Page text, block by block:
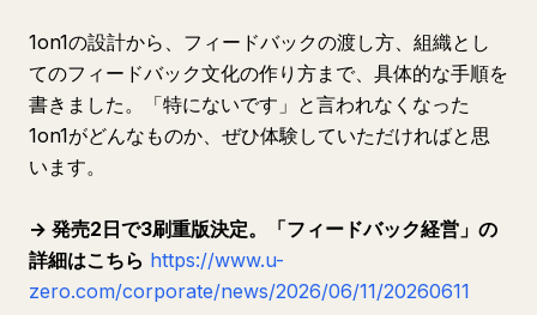
1on1の設計から、フィードバックの渡し方、組織とし
てのフィードバック文化の作り方まで、具体的な手順を
書きました。「特にないです」と言われなくなった
1on1がどんなものか、ぜひ体験していただければと思
います。
→ 発売2日で3刷重版決定。「フィードバック経営」の
詳細はこちら https://www.u-
zero.com/corporate/news/2026/06/11/20260611